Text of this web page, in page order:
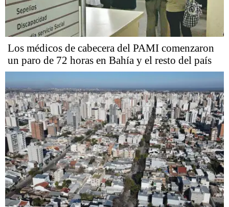
Los médicos de cabecera del PAMI comenzaron
un paro de 72 horas en Bahía y el resto del país